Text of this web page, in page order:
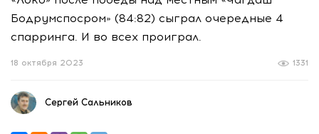
Бодрумспосром» (84:82) сыграл очередные 4
спарринга. И во всех проиграл.
1331
18 октября 2023
Сергей Сальников